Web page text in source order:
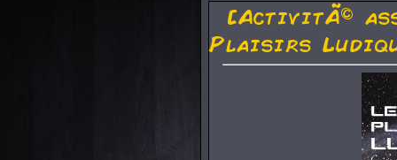
[ActivitÃ©
Plaisirs